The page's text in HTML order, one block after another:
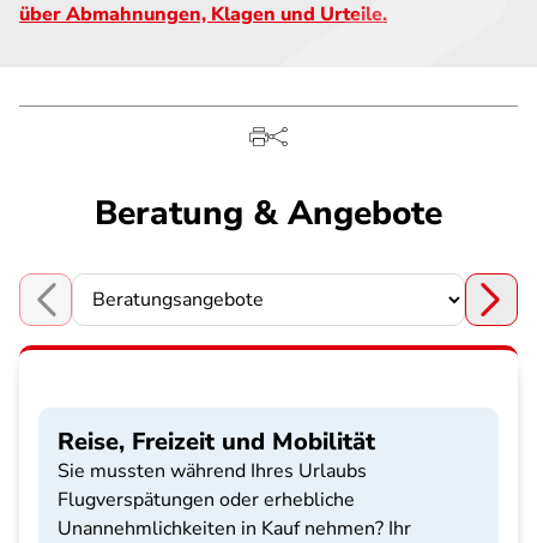
über Abmahnungen, Klagen und Urteile.
Beratung & Angebote
Choose a section
Reise, Freizeit und Mobilität
Sie mussten während Ihres Urlaubs
Flugverspätungen oder erhebliche
Unannehmlichkeiten in Kauf nehmen? Ihr